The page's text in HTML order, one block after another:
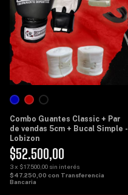
Combo Guantes Classic + Par
de vendas 5cm + Bucal Simple -
Lobizon
$52.500,00
3x $17.500,00 sin interés
$47.250,00 con Transferencia
Bancaria